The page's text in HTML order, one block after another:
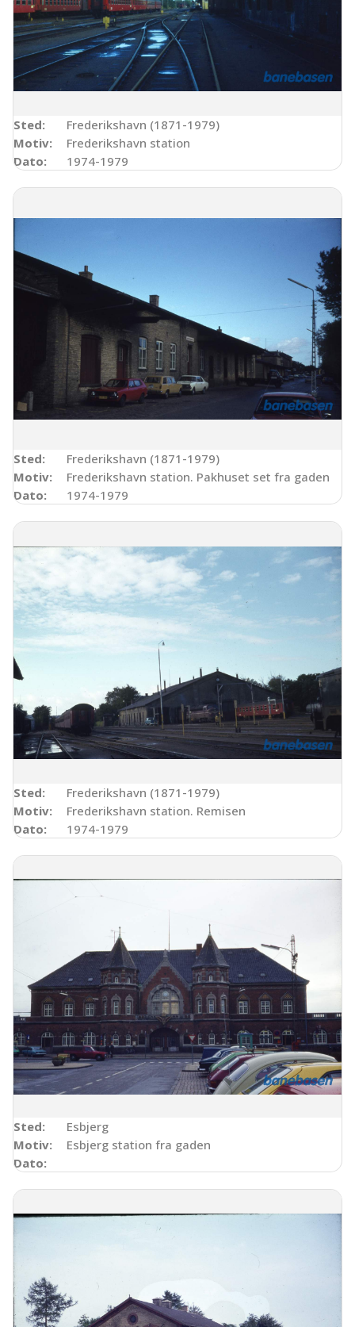
Sted:
Frederikshavn (1871-1979)
Motiv:
Frederikshavn station
Dato:
1974-1979
Sted:
Frederikshavn (1871-1979)
Motiv:
Frederikshavn station. Pakhuset set fra gaden
Dato:
1974-1979
Sted:
Frederikshavn (1871-1979)
Motiv:
Frederikshavn station. Remisen
Dato:
1974-1979
Sted:
Esbjerg
Motiv:
Esbjerg station fra gaden
Dato: